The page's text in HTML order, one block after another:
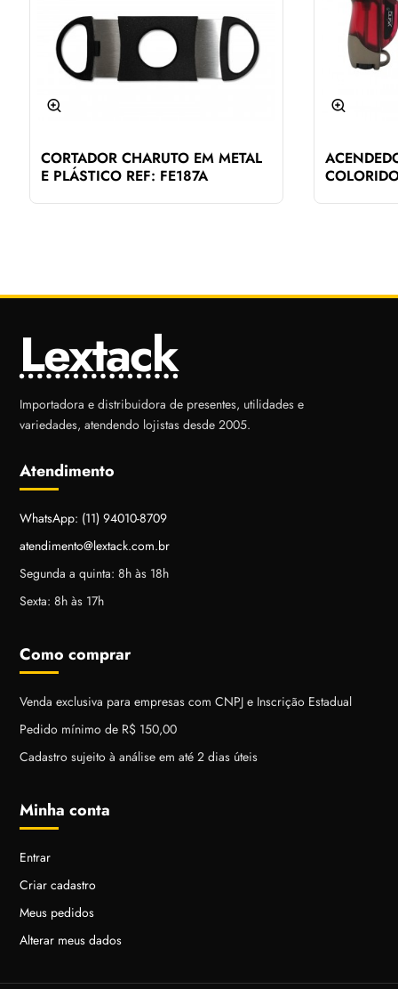
CORTADOR CHARUTO EM METAL
E PLÁSTICO REF: FE187A
Atendimento
WhatsApp: (11) 94010-8709
atendimento@lextack.com.br
Segunda a quinta: 8h às 18h
Sexta: 8h às 17h
Como comprar
Venda exclusiva para empresas com CNPJ e Inscrição Estadual
Pedido mínimo de R$ 150,00
Cadastro sujeito à análise em até 2 dias úteis
Minha conta
Entrar
Criar cadastro
Meus pedidos
Alterar meus dados
Lextack
Importadora e distribuidora de presentes, utilidades e
variedades, atendendo lojistas desde 2005.